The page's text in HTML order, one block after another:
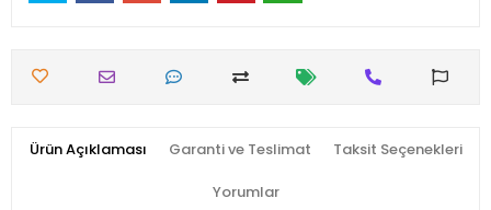
Ürün Açıklaması Garanti ve Teslimat Taksit Seçenekleri
Yorumlar